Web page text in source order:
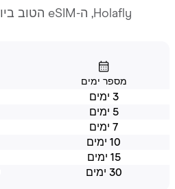
Holafly, ה-eSIM הטוב ביותר ל-מינכן
מספר ימים